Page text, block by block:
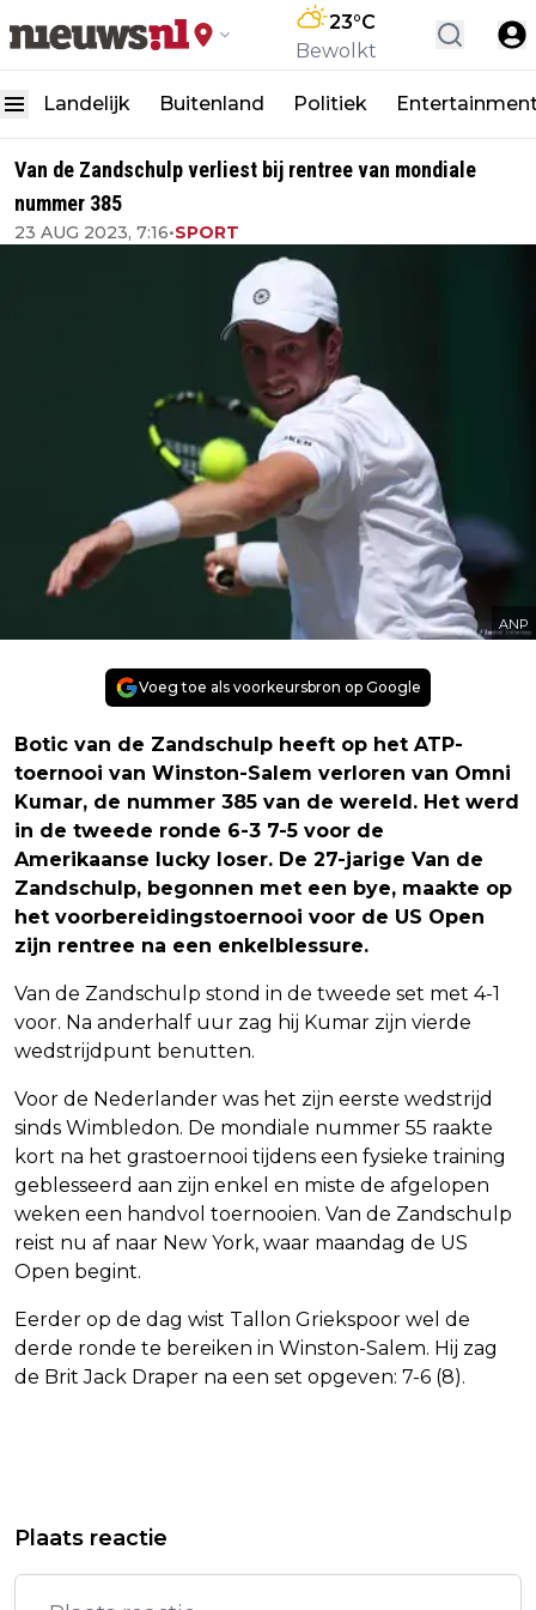
23°C
Bewolkt
Landelijk Buitenland Politiek
Van de Zandschulp verliest bij rentree van mondiale
nummer 385
23 AUG 2023, 7:16•SPORT
ANP
Voeg toe als voorkeursbron op Google
Botic van de Zandschulp heeft op het ATP-
toernooi van Winston-Salem verloren van Omni
Kumar, de nummer 385 van de wereld. Het werd
in de tweede ronde 6-3 7-5 voor de
Amerikaanse lucky loser. De 27-jarige Van de
Zandschulp, begonnen met een bye, maakte op
het voorbereidingstoernooi voor de US Open
zijn rentree na een enkelblessure.
Van de Zandschulp stond in de tweede set met 4-1
voor. Na anderhalf uur zag hij Kumar zijn vierde
wedstrijdpunt benutten.
Voor de Nederlander was het zijn eerste wedstrijd
sinds Wimbledon. De mondiale nummer 55 raakte
kort na het grastoernooi tijdens een fysieke training
geblesseerd aan zijn enkel en miste de afgelopen
weken een handvol toernooien. Van de Zandschulp
reist nu af naar New York, waar maandag de US
Open begint.
Eerder op de dag wist Tallon Griekspoor wel de
derde ronde te bereiken in Winston-Salem. Hij zag
de Brit Jack Draper na een set opgeven: 7-6 (8).
RECORDZEGE WEL PAKKEN IN
TOPMAN BIG BAZAR: DAT WE HET
NIET KUNNEN BETALEN IS NIET WAAR
Plaats reactie